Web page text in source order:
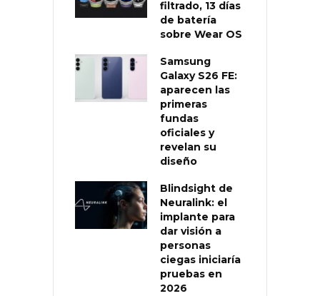
filtrado, 13 días
de batería
sobre Wear OS
Samsung
Galaxy S26 FE:
aparecen las
primeras
fundas
oficiales y
revelan su
diseño
Blindsight de
Neuralink: el
implante para
dar visión a
personas
ciegas iniciaría
pruebas en
2026